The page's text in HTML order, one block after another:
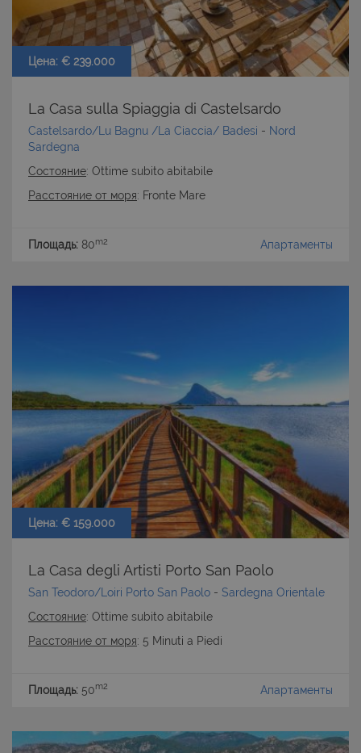
Цена: € 239.000
La Casa sulla Spiaggia di Castelsardo
Castelsardo/Lu Bagnu /La Ciaccia/ Badesi - Nord
Sardegna
Состояние: Ottime subito abitabile
Расстояние от моря: Fronte Mare
Площадь: 80m2 Апартаменты
Цена: € 159.000
La Casa degli Artisti Porto San Paolo
San Teodoro/Loiri Porto San Paolo - Sardegna Orientale
Состояние: Ottime subito abitabile
Расстояние от моря: 5 Minuti a Piedi
Площадь: 50m2 Апартаменты